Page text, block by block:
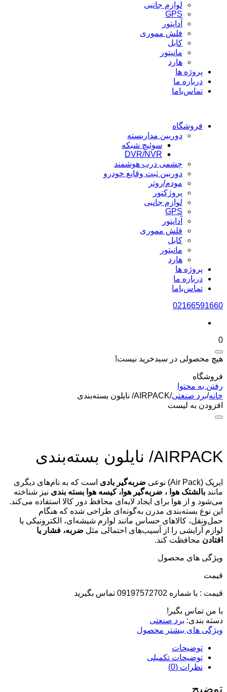
لوازم جانبی
GPS
آداپتور
فلش مموری
کابل
مانیتور
هارد
پروژه ها
درباره ما
تماس‌باما
فروشگاه
دوربین مداربسته
سوئیچ شبکه
DVR/NVR
چشمی درب هوشمند
دوربین ثبت وقایع خودرو
مودم/روتر
پروژکتور
لوازم جانبی
GPS
آداپتور
فلش مموری
کابل
مانیتور
هارد
پروژه ها
درباره ما
تماس‌باما
02166591660
0
هیچ محصولی در سبدخرید نیست!
فروشگاه
رفتن به محتوا
خانه/برد صنعتی/AIRPACK/ نایلون بسته‌بندی
افزودن به لیست
AIRPACK/ نایلون بسته‌بندی
ایرپک (Air Pack) نوعی ضربه‌گیر بادی است که به نام‌های دیگری
مانند بالشتک هوا ، ضربه‌گیر هوا، کیسه هوا بسته بندی نیز شناخته
می‌شود و از هوا برای ایجاد لایه‌ای محافظ دور کالا استفاده می‌کند.
این نوع بسته‌بندی مدرن به‌گونه‌ای طراحی شده که هنگام
حمل‌ونقل، کالاهای حساس مانند لوازم شیشه‌ای، الکترونیکی یا
لوازم آرایشی را از آسیب‌های احتمالی مثل ضربه، فشار یا
افتادن محافظت ‌کند.
ویژگی های محصول
قيمت
قیمت : با شماره 09197572702 تماس بگیرید
با من تماس بگیر!
دسته بندی: برد صنعتی
ویژگی های بیشتر محصول
توضیحات
توضیحات تکمیلی
نظرات (0)
توضیح